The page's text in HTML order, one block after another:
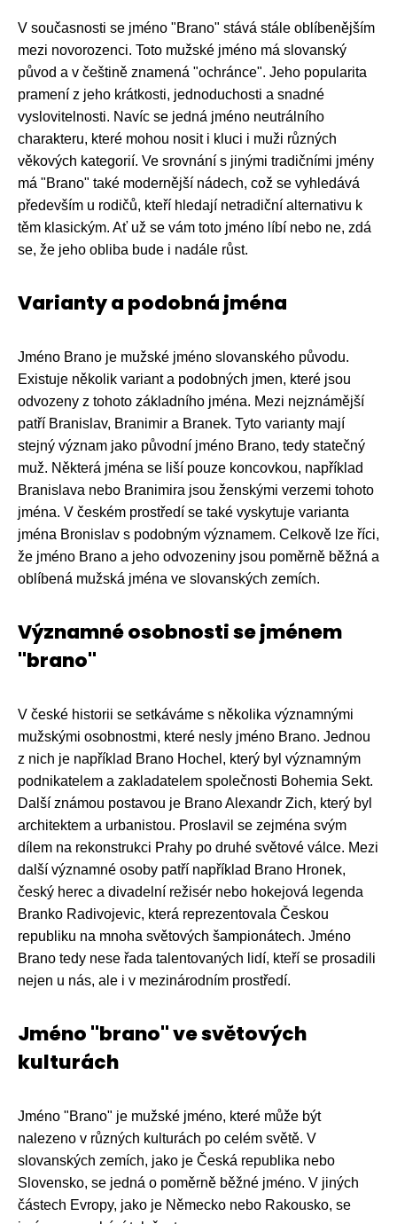
V současnosti se jméno "Brano" stává stále oblíbenějším
mezi novorozenci. Toto mužské jméno má slovanský
původ a v češtině znamená "ochránce". Jeho popularita
pramení z jeho krátkosti, jednoduchosti a snadné
vyslovitelnosti. Navíc se jedná jméno neutrálního
charakteru, které mohou nosit i kluci i muži různých
věkových kategorií. Ve srovnání s jinými tradičními jmény
má "Brano" také modernější nádech, což se vyhledává
především u rodičů, kteří hledají netradiční alternativu k
těm klasickým. Ať už se vám toto jméno líbí nebo ne, zdá
se, že jeho obliba bude i nadále růst.
Varianty a podobná jména
Jméno Brano je mužské jméno slovanského původu.
Existuje několik variant a podobných jmen, které jsou
odvozeny z tohoto základního jména. Mezi nejznámější
patří Branislav, Branimir a Branek. Tyto varianty mají
stejný význam jako původní jméno Brano, tedy statečný
muž. Některá jména se liší pouze koncovkou, například
Branislava nebo Branimira jsou ženskými verzemi tohoto
jména. V českém prostředí se také vyskytuje varianta
jména Bronislav s podobným významem. Celkově lze říci,
že jméno Brano a jeho odvozeniny jsou poměrně běžná a
oblíbená mužská jména ve slovanských zemích.
Významné osobnosti se jménem
"brano"
V české historii se setkáváme s několika významnými
mužskými osobnostmi, které nesly jméno Brano. Jednou
z nich je například Brano Hochel, který byl významným
podnikatelem a zakladatelem společnosti Bohemia Sekt.
Další známou postavou je Brano Alexandr Zich, který byl
architektem a urbanistou. Proslavil se zejména svým
dílem na rekonstrukci Prahy po druhé světové válce. Mezi
další významné osoby patří například Brano Hronek,
český herec a divadelní režisér nebo hokejová legenda
Branko Radivojevic, která reprezentovala Českou
republiku na mnoha světových šampionátech. Jméno
Brano tedy nese řada talentovaných lidí, kteří se prosadili
nejen u nás, ale i v mezinárodním prostředí.
Jméno "brano" ve světových
kulturách
Jméno "Brano" je mužské jméno, které může být
nalezeno v různých kulturách po celém světě. V
slovanských zemích, jako je Česká republika nebo
Slovensko, se jedná o poměrně běžné jméno. V jiných
částech Evropy, jako je Německo nebo Rakousko, se